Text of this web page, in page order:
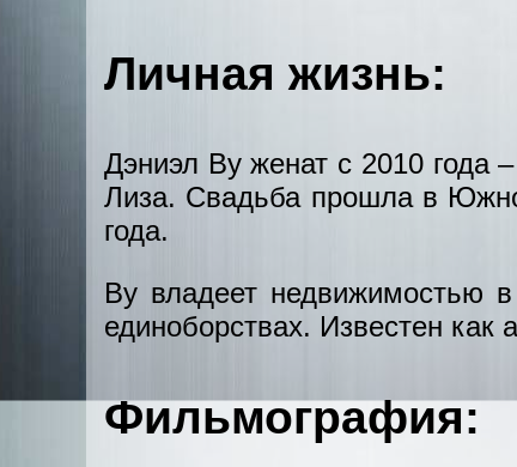
Личная жизнь:
Дэниэл Ву женат с 2010 года
Лиза. Свадьба прошла в
года.
Ву владеет недвижимостью
единоборствах. Известен
Фильмография: